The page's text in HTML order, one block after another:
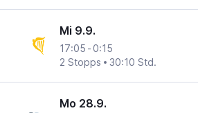
Mi 9.9.
17:05 - 0:15
2 Stopps
30:10 Std.
Mo 28.9.